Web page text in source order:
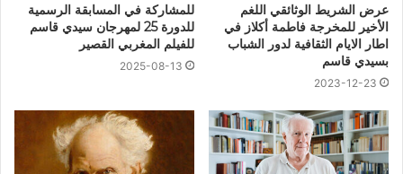
عرض الشريط الوثائقي اللغم
الأخير للمخرجة فاطمة أكلاز في
اطار الايام الثقافية لدور الشباب
بسيدي قاسم
2023-12-23
للمشاركة في المسابقة الرسمية
للدورة 25 لمهرجان سيدي قاسم
للفيلم المغربي القصير
2025-08-13